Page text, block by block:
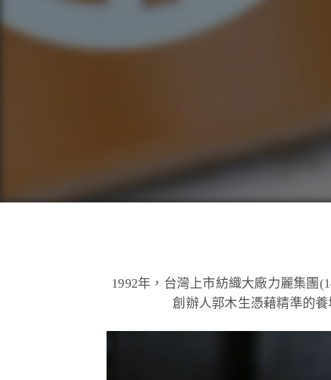
1992年，台灣上市紡織大廠力麗集團
創辦人郭木生憑藉精準的